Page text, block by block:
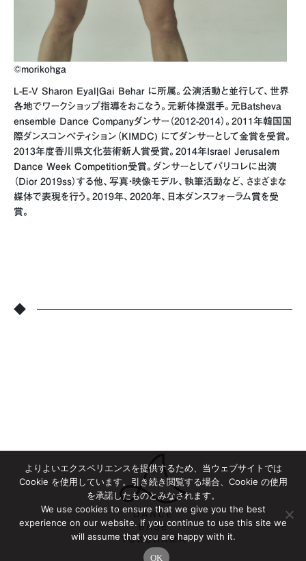
©morikohga
L-E-V Sharon Eyal|Gai Behar に所属。公演活動と並行して、世界
各地でワークショップ指導をおこなう。元新体操選手。元Batsheva
ensemble Dance Companyダンサー（2012-2014）。2011年韓国国
際ダンスコンペティション（KIMDC) にてダンサーとして金賞を受賞。
2013年度香川県文化芸術新人賞受賞。2014年Israel Jerusalem
Dance Week Competition受賞。ダンサーとしてパリコレに出演
（Dior 2019ss）する他、写真・映像モデル、執筆活動など、さまざまな
媒体で表現を行う。2019年、2020年、日本ダンスフォーラム賞を受
賞。
◆
よりよいエクスペリエンスを提供するため、当ウェブサイトでは
Cookie を使用しています。引き続き閲覧する場合、Cookie の使用
を承諾したものとみなされます。
We use cookies to ensure that we give you the best
experience on our website. If you continue to use this site we
will assume that you are happy with it.
OK